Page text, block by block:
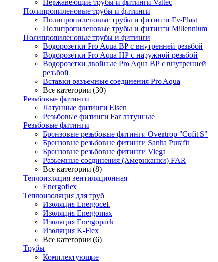
Нержавеющие трубы и фитинги Valtec
Полипропиленовые трубы и фитинги
Полипропиленовые трубы и фитинги Fv-Plast
Полипропиленовые трубы и фитинги Millennium
Полипропиленовые трубы и фитинги
Водорозетки Pro Aqua ВР с внутренней резьбой
Водорозетки Pro Aqua НР с наружной резьбой
Водорозетки двойные Pro Aqua ВР с внутренней
резьбой
Вставки разъемные соединения Pro Aqua
Все категории (30)
Резьбовые фитинги
Латунные фитинги Elsen
Резьбовые фитинги Far латунные
Резьбовые фитинги
Бронзовые резьбовые фитинги Oventrop "Cofit S"
Бронзовые резьбовые фитинги Sanha Purafit
Бронзовые резьбовые фитинги Viega
Разъемные соединения (Американки) FAR
Все категории (8)
Теплоизляция вентиляционная
Energoflex
Теплоизоляция для труб
Изоляция Energocell
Изоляция Energomax
Изоляция Energopack
Изоляция K-Flex
Все категории (6)
Трубы
Комплектующие